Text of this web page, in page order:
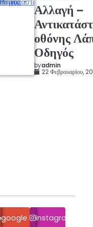
Αλλαγή –
οθόνης
Οδηγός
byadmin
22 Φεβρουαρίου,
google instagram